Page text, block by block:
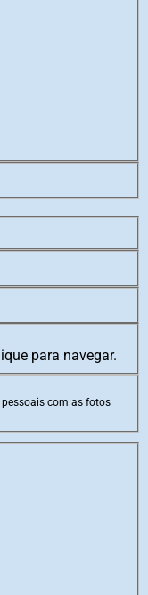
para navegar.
com as fotos